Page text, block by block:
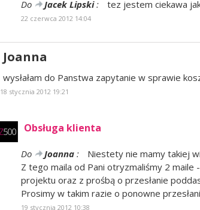
Do Jacek Lipski: tez jestem ciekawa
22 czerwca 2012 14:04
Joanna
wysłałam do Panstwa zapytanie w sprawie
18 stycznia 2012 19:21
Obsługa klienta
Do Joanna :
Niestety nie mamy takiej
Z tego maila od Pani otryzmaliśmy 2
projektu oraz z prośbą o przesłanie
Prosimy w takim razie o ponowne
19 stycznia 2012 10:38